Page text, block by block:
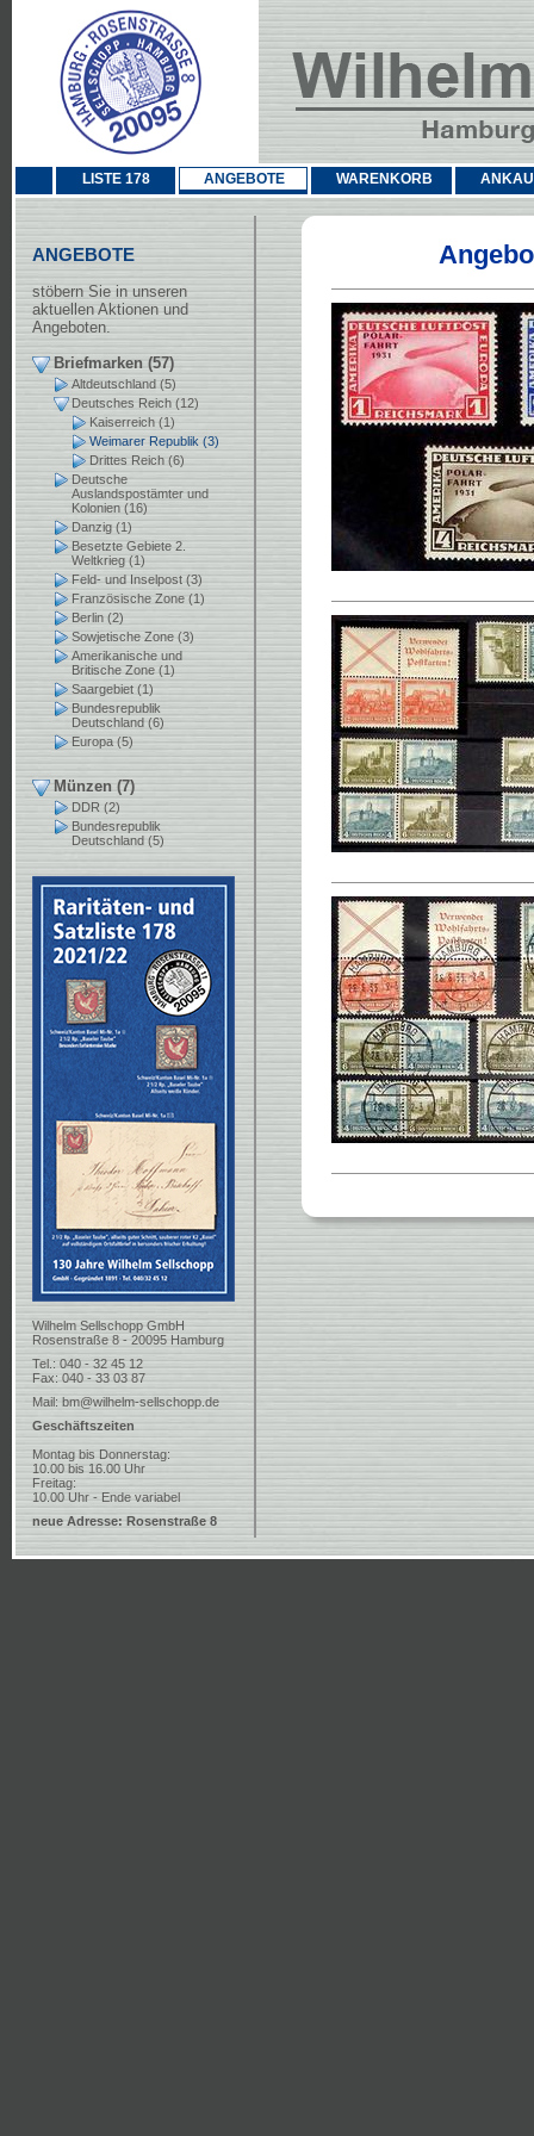
LISTE 178 ANGEBOTE WARENKORB
ANGEBOTE
stöbern Sie in unseren
aktuellen Aktionen und
Angeboten.
Briefmarken (57)
Altdeutschland (5)
Deutsches Reich (12)
Kaiserreich (1)
Weimarer Republik (3)
Drittes Reich (6)
Deutsche
Auslandspostämter und
Kolonien (16)
Danzig (1)
Besetzte Gebiete 2.
Weltkrieg (1)
Feld- und Inselpost (3)
Französische Zone (1)
Berlin (2)
Sowjetische Zone (3)
Amerikanische und
Britische Zone (1)
Saargebiet (1)
Bundesrepublik
Deutschland (6)
Europa (5)
Münzen (7)
DDR (2)
Bundesrepublik
Deutschland (5)
Wilhelm Sellschopp GmbH
Rosenstraße 8 - 20095 Hamburg
Tel.: 040 - 32 45 12
Fax: 040 - 33 03 87
Mail: bm@wilhelm-sellschopp.de
Geschäftszeiten
Montag bis Donnerstag:
10.00 bis 16.00 Uhr
Freitag:
10.00 Uhr - Ende variabel
neue Adresse: Rosenstraße 8